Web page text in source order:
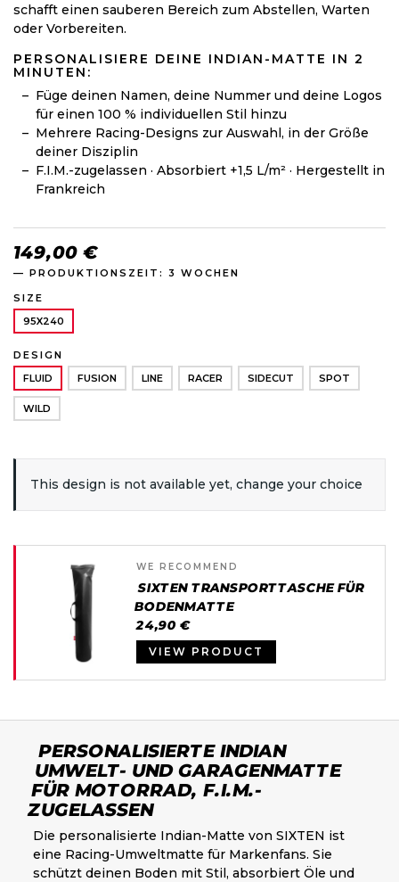
schafft einen sauberen Bereich zum Abstellen, Warten
oder Vorbereiten.
PERSONALISIERE DEINE INDIAN-MATTE IN 2
MINUTEN:
Füge deinen Namen, deine Nummer und deine Logos
für einen 100 % individuellen Stil hinzu
Mehrere Racing-Designs zur Auswahl, in der Größe
deiner Disziplin
F.I.M.-zugelassen · Absorbiert +1,5 L/m² · Hergestellt in
Frankreich
149,00 €
— PRODUKTIONSZEIT: 3 WOCHEN
SIZE
95X240
DESIGN
FLUID
FUSION LINE RACER SIDECUT SPOT
WILD
This design is not available yet, change your choice
WE RECOMMEND
SIXTEN TRANSPORTTASCHE FÜR
BODENMATTE
24,90 €
VIEW PRODUCT
PERSONALISIERTE INDIAN
UMWELT- UND GARAGENMATTE
FÜR MOTORRAD, F.I.M.-
ZUGELASSEN
Die personalisierte Indian-Matte von SIXTEN ist
eine Racing-Umweltmatte für Markenfans. Sie
schützt deinen Boden mit Stil, absorbiert Öle und